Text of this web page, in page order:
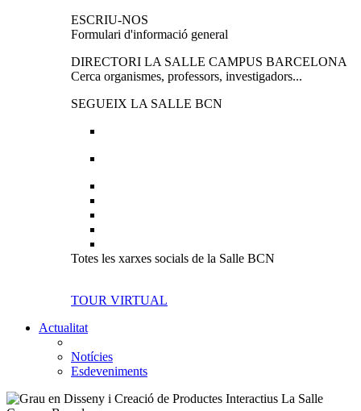
ESCRIU-NOS
Formulari d'informació general
DIRECTORI LA SALLE CAMPUS BARCELONA
Cerca organismes, professors, investigadors...
SEGUEIX LA SALLE BCN
Totes les xarxes socials de la Salle BCN
TOUR VIRTUAL
Actualitat
Notícies
Esdeveniments